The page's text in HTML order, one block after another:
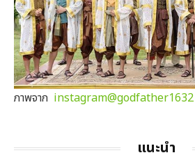
ภาพจาก instagram@godfather1632
แนะนำ